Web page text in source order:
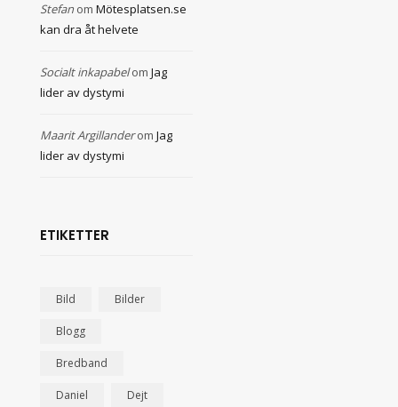
Stefan om Mötesplatsen.se
kan dra åt helvete
Socialt inkapabelom Jag
lider av dystymi
Maarit Argillanderom Jag
lider av dystymi
ETIKETTER
Bild Bilder
Blogg
Bredband
Daniel Dejt